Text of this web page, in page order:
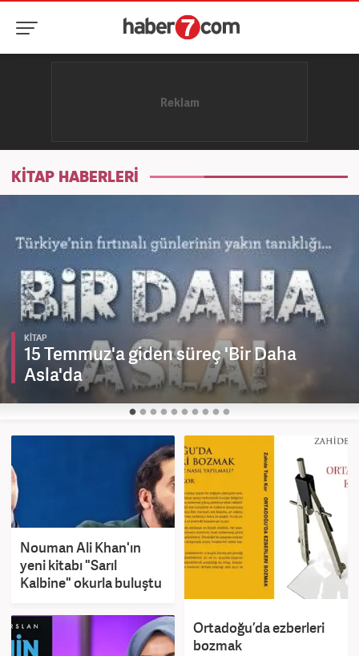
KİTAP HABERLERİ
KİTAP
15 Temmuz'a giden süreç 'Bir Daha
Asla'da
Nouman Ali Khan'ın
yeni kitabı "Sarıl
Kalbine" okurla buluştu
Ortadoğu’da ezberleri
bozmak